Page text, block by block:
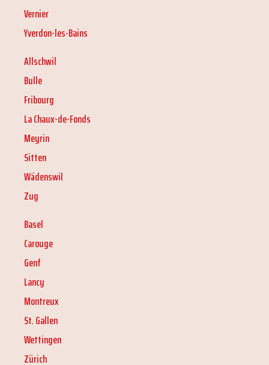
Vernier
Yverdon-les-Bains
Allschwil
Bulle
Fribourg
La Chaux-de-Fonds
Meyrin
Sitten
Wädenswil
Zug
Basel
Carouge
Genf
Lancy
Montreux
St. Gallen
Wettingen
Zürich